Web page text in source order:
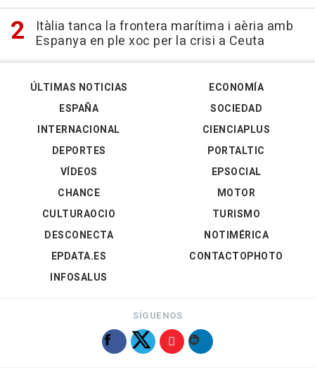
Itàlia tanca la frontera marítima i aèria amb
Espanya en ple xoc per la crisi a Ceuta
ÚLTIMAS NOTICIAS
ESPAÑA
INTERNACIONAL
DEPORTES
VÍDEOS
ECONOMÍA
SOCIEDAD
CIENCIAPLUS
PORTALTIC
EPSOCIAL
CHANCE
CULTURAOCIO
DESCONECTA
EPDATA.ES
INFOSALUS
MOTOR
TURISMO
NOTIMÉRICA
CONTACTOPHOTO
SÍGUENOS